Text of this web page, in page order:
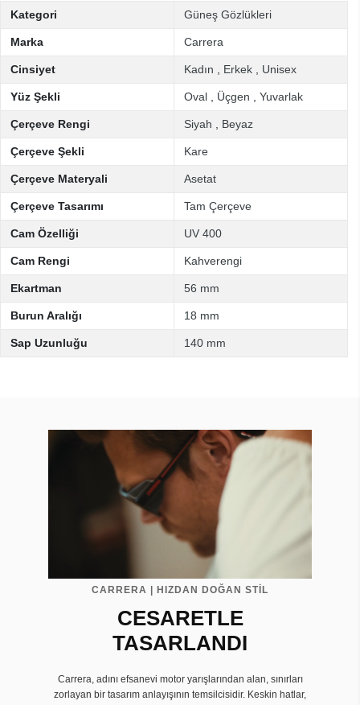
Kategori Güneş Gözlükleri
Marka Carrera
Cinsiyet Kadın Erkek Unisex
Yüz Şekli Oval Üçgen Yuvarlak
Çerçeve Rengi Siyah Beyaz
Çerçeve Şekli Kare
Çerçeve Materyali Asetat
Çerçeve Tasarımı Tam Çerçeve
Cam Özelliği UV 400
Cam Rengi Kahverengi
Ekartman 56 mm
Burun Aralığı 18 mm
Sap Uzunluğu 140 mm
CARRERA | HIZDAN DOĞAN STİL
CESARETLE
TASARLANDI
Carrera, adını efsanevi motor yarışlarından alan, sınırları
zorlayan bir tasarım anlayışının temsilcisidir. Keskin hatlar,